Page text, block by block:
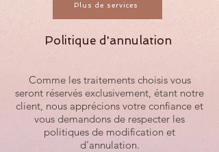
Plus de services
Politique d'annulation
Comme les traitements choisis vous
seront réservés exclusivement, étant notre
client, nous apprécions votre confiance et
vous demandons de respecter les
politiques de modification et
d'annulation.